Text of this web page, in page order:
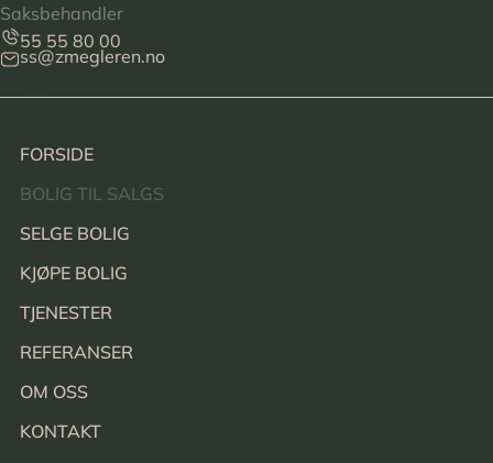
Saksbehandler
55 55 80 00
ss@zmegleren.no
FORSIDE
BOLIG TIL SALGS
SELGE BOLIG
KJØPE BOLIG
TJENESTER
REFERANSER
OM OSS
KONTAKT